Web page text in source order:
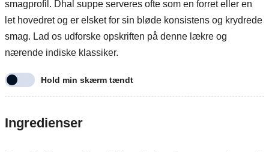
smagprofil. Dhal suppe serveres ofte som en forret eller en
let hovedret og er elsket for sin bløde konsistens og krydrede
smag. Lad os udforske opskriften på denne lækre og
nærende indiske klassiker.
Hold min skærm tændt
Ingredienser